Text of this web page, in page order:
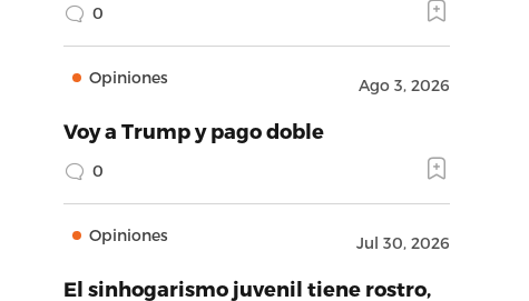
0
Opiniones Ago 3, 2026
Voy a Trump y pago doble
0
Opiniones Jul 30, 2026
El sinhogarismo juvenil tiene rostro,